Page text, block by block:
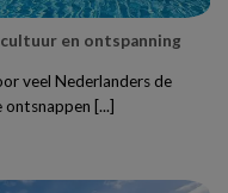
en ontspanning
veel Nederlanders de
[...]